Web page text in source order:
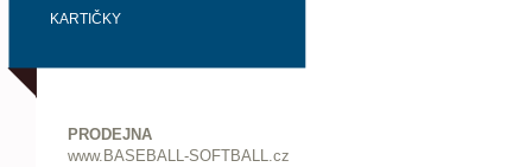
KARTIČKY
PRODEJNA
www.BASEBALL-SOFTBALL.cz